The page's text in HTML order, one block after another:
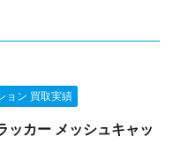
ョン 買取実績
ッカー メッシュキャッ